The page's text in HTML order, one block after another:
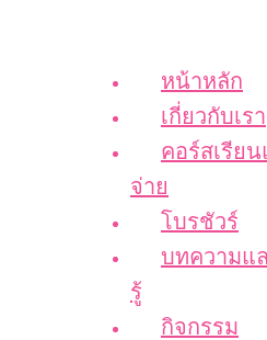
หน้าหลัก
เกี่ยวกับเรา
คอร์สเรีย
จ่าย
โบรชัวร์
บทความแ
รู้
กิจกรรม